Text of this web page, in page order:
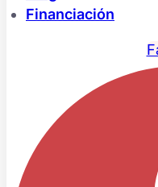
Financiación